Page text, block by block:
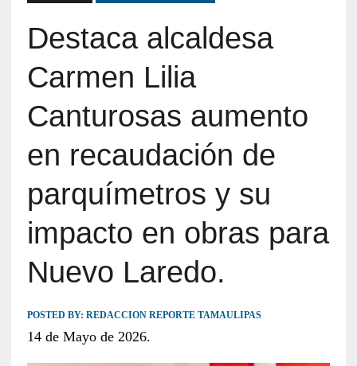
Destaca alcaldesa
Carmen Lilia
Canturosas aumento
en recaudación de
parquímetros y su
impacto en obras para
Nuevo Laredo.
POSTED BY: REDACCION REPORTE TAMAULIPAS
14 de Mayo de 2026.